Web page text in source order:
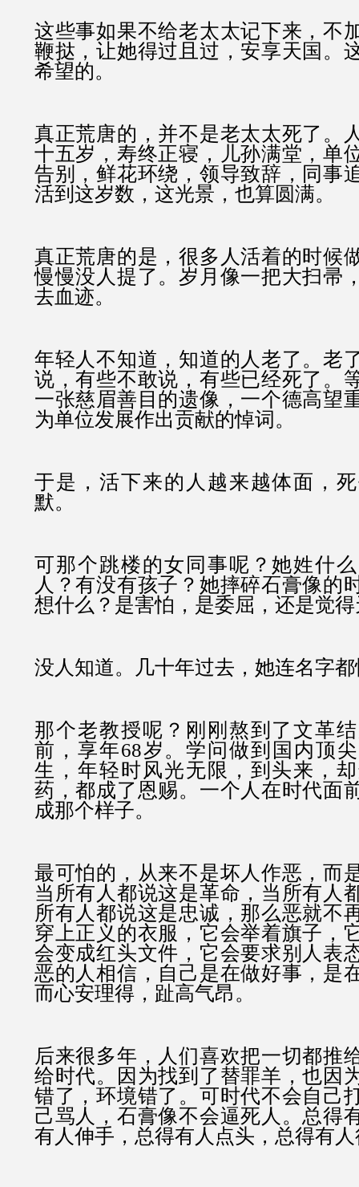
这些事如果不给老太太记下来，不
鞭挞，让她得过且过，安享天国。
希望的。
真正荒唐的，并不是老太太死了。
十五岁，寿终正寝，儿孙满堂，单
告别，鲜花环绕，领导致辞，同事
活到这岁数，这光景，也算圆满。
真正荒唐的是，很多人活着的时候
慢慢没人提了。岁月像一把大扫帚
去血迹。
年轻人不知道，知道的人老了。老
说，有些不敢说，有些已经死了。
一张慈眉善目的遗像，一个德高望
为单位发展作出贡献的悼词。
于是，活下来的人越来越体面，
默。
可那个跳楼的女同事呢？她姓什
人？有没有孩子？她摔碎石膏像的
想什么？是害怕，是委屈，还是觉
没人知道。几十年过去，她连名字
那个老教授呢？刚刚熬到了文革
前，享年68岁。学问做到国内顶
生，年轻时风光无限，到头来，
药，都成了恩赐。一个人在时代面
成那个样子。
最可怕的，从来不是坏人作恶，而
当所有人都说这是革命，当所有人
所有人都说这是忠诚，那么恶就不
穿上正义的衣服，它会举着旗子，
会变成红头文件，它会要求别人表
恶的人相信，自己是在做好事，是
而心安理得，趾高气昂。
后来很多年，人们喜欢把一切都推
给时代。因为找到了替罪羊，也因
错了，环境错了。可时代不会自己
己骂人，石膏像不会逼死人。 总得
有人伸手，总得有人点头，总得有